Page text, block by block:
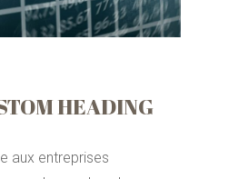
HEADING
aux entreprises